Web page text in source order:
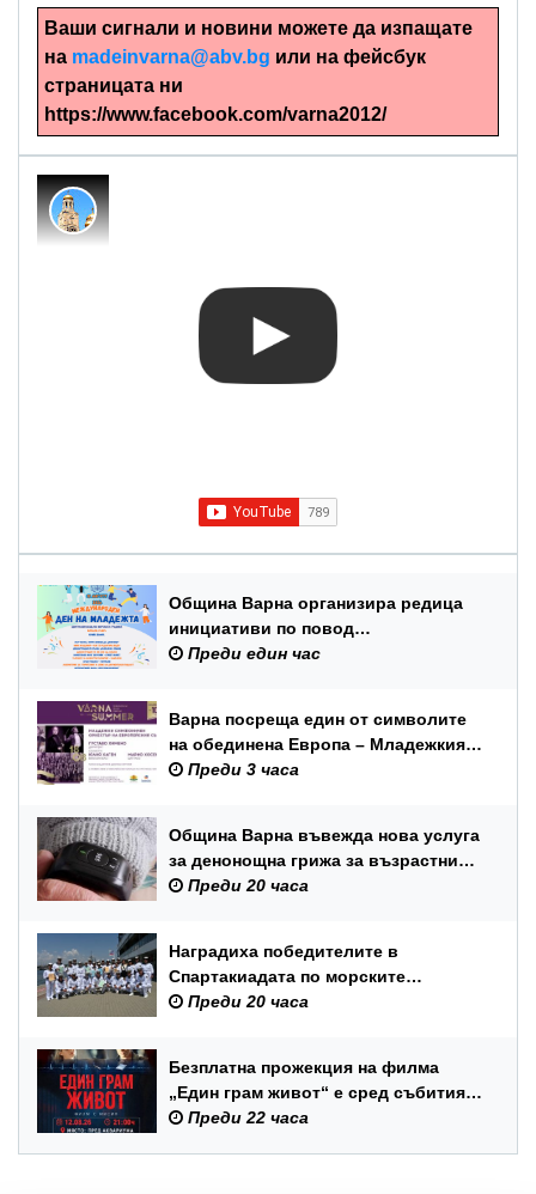
Ваши сигнали и новини можете да изпащате
на madeinvarna@abv.bg или на фейсбук
страницата ни
https://www.facebook.com/varna2012/
Община Варна организира редица
инициативи по повод
Международния ден на младежта –
Преди един час
Варна посреща един от символите
на обединена Европа – Младежкия
симфоничен оркестър на ЕС
Преди 3 часа
Община Варна въвежда нова услуга
за денонощна грижа за възрастни
хора и лица с трайни увреждания
Преди 20 часа
Наградиха победителите в
Спартакиадата по морските
спортове на Военноморските сили
Преди 20 часа
Безплатна прожекция на филма
„Един грам живот“ е сред събитията
за Международния ден на младежта
Преди 22 часа